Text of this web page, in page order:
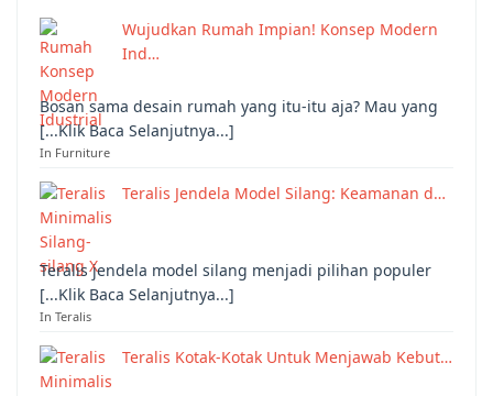
Wujudkan Rumah Impian! Konsep Modern
Ind…
Bosan sama desain rumah yang itu-itu aja? Mau yang
[...Klik Baca Selanjutnya...]
In Furniture
Teralis Jendela Model Silang: Keamanan d…
Teralis jendela model silang menjadi pilihan populer
[...Klik Baca Selanjutnya...]
In Teralis
Teralis Kotak-Kotak Untuk Menjawab Kebut…